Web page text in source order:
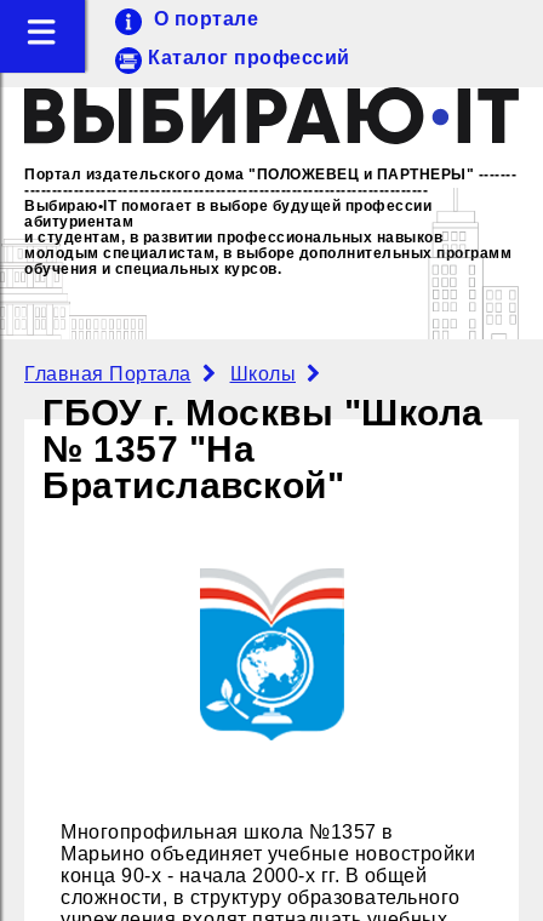
Портал издательского дома "ПОЛОЖЕВЕЦ и ПАРТНЕРЫ" -------
--------------------------------------------------------------------------
Выбираю•IT помогает в выборе будущей профессии
абитуриентам
и студентам, в развитии профессиональных навыков
молодым специалистам, в выборе дополнительных программ
обучения и специальных курсов.
О портале
Каталог профессий
Главная Портала Школы
ГБОУ г. Москвы "Школа
№ 1357 "На
Братиславской"
Многопрофильная школа №1357 в
Марьино объединяет учебные новостройки
конца 90-х - начала 2000-х гг. В общей
сложности, в структуру образовательного